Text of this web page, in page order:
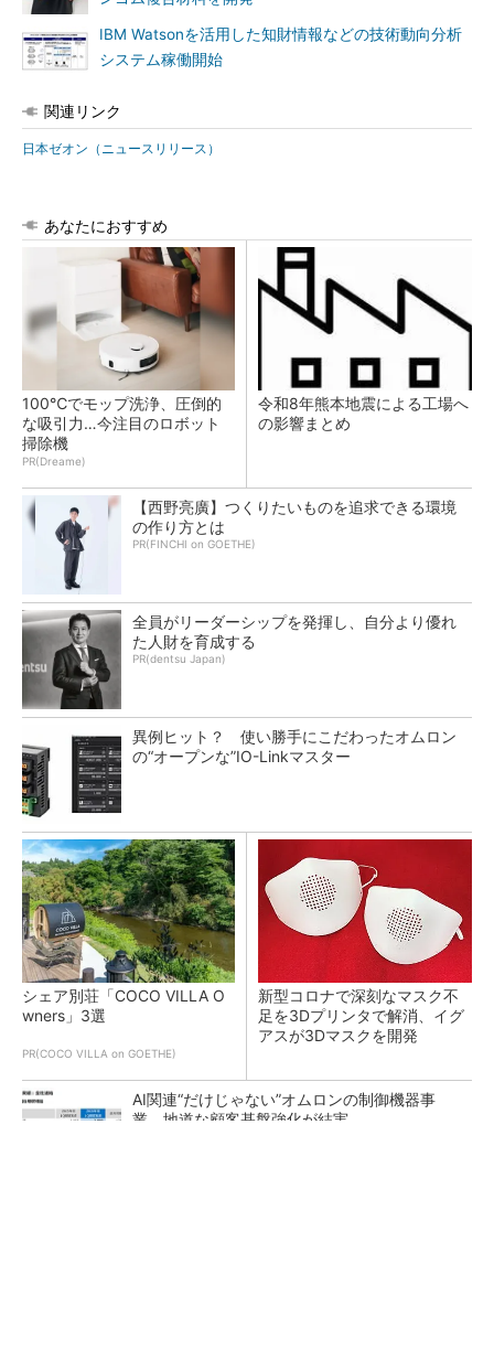
IBM Watsonを活用した知財情報などの技術動向分析
システム稼働開始
関連リンク
日本ゼオン（ニュースリリース）
あなたにおすすめ
100℃でモップ洗浄、圧倒的
な吸引力…今注目のロボット
掃除機
PR(Dreame)
令和8年熊本地震による工場へ
の影響まとめ
【西野亮廣】つくりたいものを追求できる環境
の作り方とは
PR(FINCHI on GOETHE)
全員がリーダーシップを発揮し、自分より優れ
た人財を育成する
PR(dentsu Japan)
異例ヒット？ 使い勝手にこだわったオムロン
の“オープンな”IO-Linkマスター
シェア別荘「COCO VILLA O
wners」3選
PR(COCO VILLA on GOETHE)
新型コロナで深刻なマスク不
足を3Dプリンタで解消、イグ
アスが3Dマスクを開発
AI関連“だけじゃない”オムロンの制御機器事
業、地道な顧客基盤強化が結実